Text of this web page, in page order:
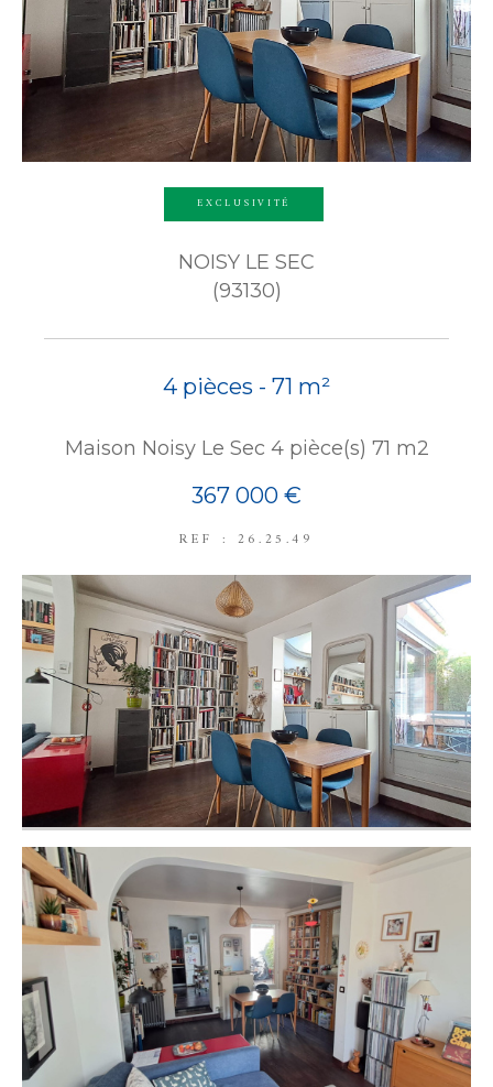
EXCLUSIVITÉ
NOISY LE SEC
(93130)
4 pièces - 71 m²
Maison Noisy Le Sec 4 pièce(s) 71 m2
367 000 €
REF : 26.25.49